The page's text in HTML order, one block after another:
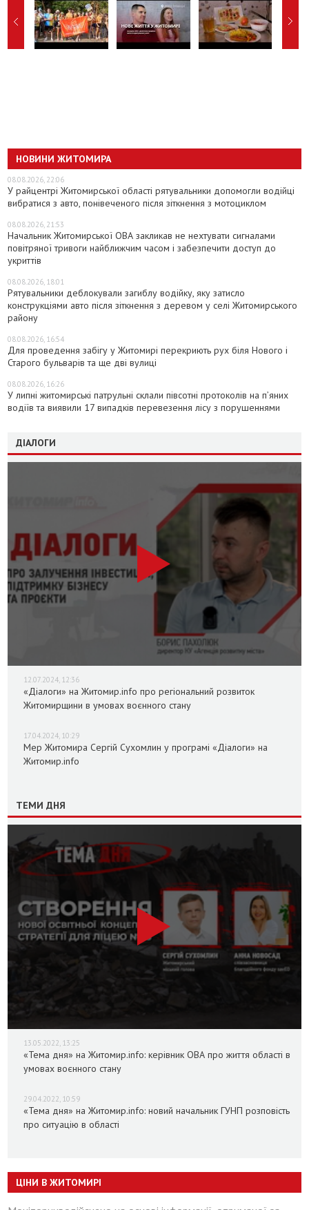
НОВИНИ ЖИТОМИРА
08.08.2026, 22:06
У райцентрі Житомирської області рятувальники допомогли водійці
вибратися з авто, понівеченого після зіткнення з мотоциклом
08.08.2026, 21:53
Начальник Житомирської ОВА закликав не нехтувати сигналами
повітряної тривоги найближчим часом і забезпечити доступ до
укриттів
08.08.2026, 18:01
Рятувальники деблокували загиблу водійку, яку затисло
конструкціями авто після зіткнення з деревом у селі Житомирського
району
08.08.2026, 16:54
Для проведення забігу у Житомирі перекриють рух біля Нового і
Старого бульварів та ще дві вулиці
08.08.2026, 16:26
У липні житомирські патрульні склали півсотні протоколів на пʼяних
водіїв та виявили 17 випадків перевезення лісу з порушеннями
ДІАЛОГИ
12.07.2024, 12:36
«Діалоги» на Житомир.info про регіональний розвиток
Житомирщини в умовах воєнного стану
17.04.2024, 10:29
Мер Житомира Сергій Сухомлин у програмі «Діалоги» на
Житомир.info
ТЕМИ ДНЯ
13.05.2022, 13:25
«Тема дня» на Житомир.info: керівник ОВА про життя області в
умовах воєнного стану
29.04.2022, 10:59
«Тема дня» на Житомир.info: новий начальник ГУНП розповість
про ситуацію в області
ЦІНИ В ЖИТОМИРІ